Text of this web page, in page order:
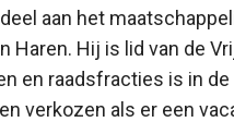
aan het
Hij is lid van de
en raadsfracties is in
verkozen als er een